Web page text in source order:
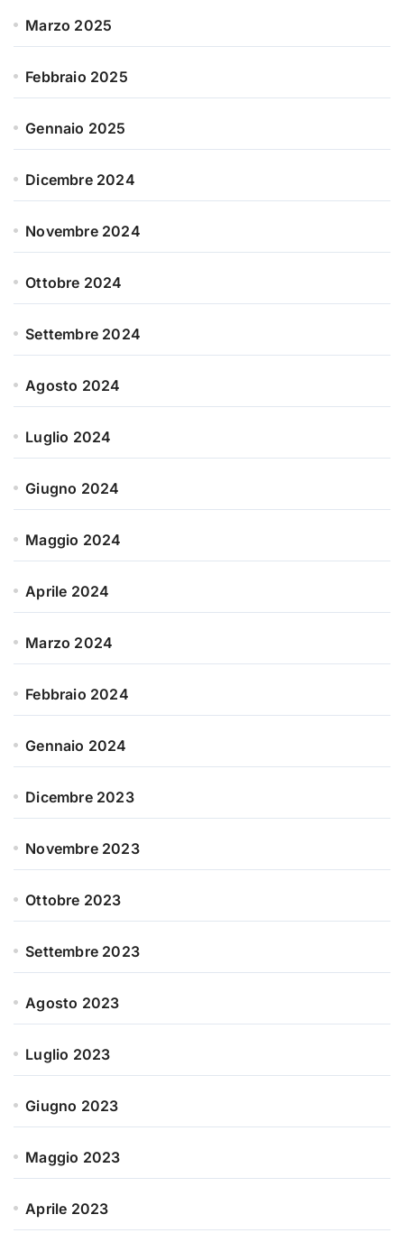
Marzo 2025
Febbraio 2025
Gennaio 2025
Dicembre 2024
Novembre 2024
Ottobre 2024
Settembre 2024
Agosto 2024
Luglio 2024
Giugno 2024
Maggio 2024
Aprile 2024
Marzo 2024
Febbraio 2024
Gennaio 2024
Dicembre 2023
Novembre 2023
Ottobre 2023
Settembre 2023
Agosto 2023
Luglio 2023
Giugno 2023
Maggio 2023
Aprile 2023